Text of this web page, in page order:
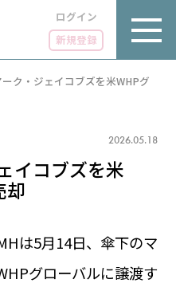
ログイン
新規登録
PARIS 14℃ / 12℃
FR 09:35 ／ JP 16:35
ーク・ジェイコブズを米WHPグ
2026.05.18
イコブズを米
却
は5月14日、傘下のマ
グローバルに譲渡す